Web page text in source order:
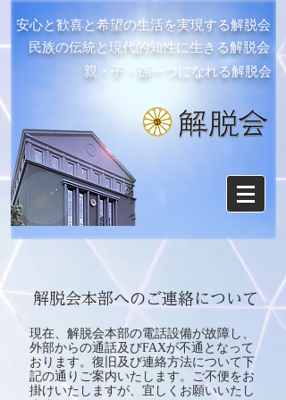
安心と歓喜と希望の生活を実現する解脱会
民族の伝統と現代的知性に生きる解脱会
親・子・孫一つになれる解脱会
解脱会本部へのご連絡について
​現在、解脱会本部の電話設備が故障し、
外部からの通話及びFAXが不通となって
おります。復旧及び連絡方法について下
記の通りご案内いたします。ご不便をお
掛けいたしますが、宜しくお願いいたし